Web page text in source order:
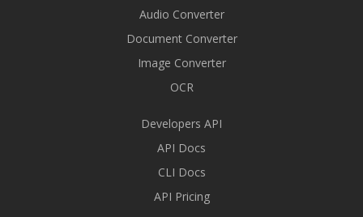
Audio Converter
Document Converter
Image Converter
OCR
Developers API
API Docs
CLI Docs
API Pricing